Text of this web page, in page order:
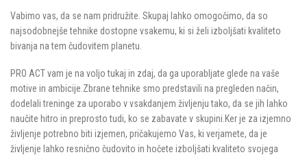
Vabimo vas, da se nam pridružite. Skupaj lahko omogočimo, da so
najsodobnejše tehnike dostopne vsakemu, ki si želi izboljšati kvaliteto
bivanja na tem čudovitem planetu.
PRO ACT vam je na voljo tukaj in zdaj, da ga uporabljate glede na vaše
motive in ambicije.Zbrane tehnike smo predstavili na pregleden način,
dodelali treninge za uporabo v vsakdanjem življenju tako, da se jih lahko
naučite hitro in preprosto tudi, ko se zabavate v skupini.Ker je za izjemno
življenje potrebno biti izjemen, pričakujemo Vas, ki verjamete, da je
življenje lahko resnično čudovito in hočete izboljšati kvaliteto svojega